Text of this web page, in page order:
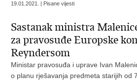
19.01.2021. | Pisane vijesti
Sastanak ministra
za pravosuđe Europske
Reyndersom
Ministar pravosuđa i uprave Ivan
o planu rješavanja predmeta starijih od